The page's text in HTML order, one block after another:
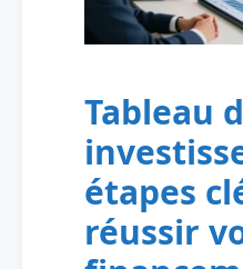
Tableau
étapes
réussir